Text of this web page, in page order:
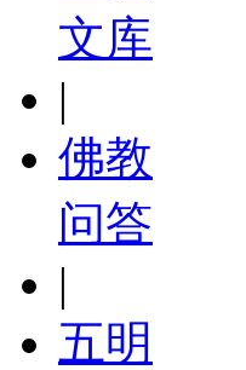
文库
|
佛教
问答
|
五明